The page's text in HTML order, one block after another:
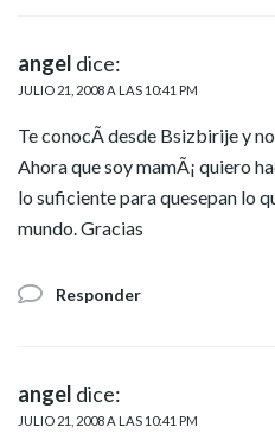
angel dice:
JULIO 21, 2008 A LAS 10:41 PM
Te conocÃ­ desde Bsizbirije y
Ahora que soy mamÃ¡ quiero
lo suficiente para quesepan lo
mundo. Gracias
Responder
angel dice:
JULIO 21, 2008 A LAS 10:41 PM